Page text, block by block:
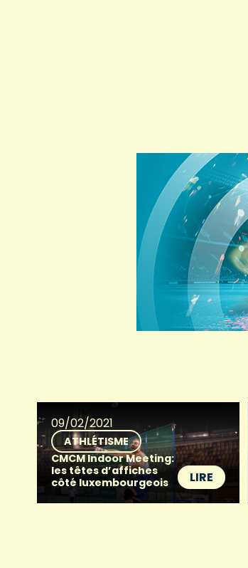
09/02/2021
ATHLÉTISME
CMCM Indoor Meeting:
les têtes d’affiches
côté luxembourgeois
LIRE